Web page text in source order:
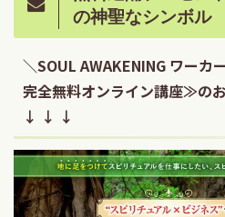
の神聖なシンボル
＼SOUL AWAKENING ワー
完全無料オンライン講座≫の
↓ ↓ ↓